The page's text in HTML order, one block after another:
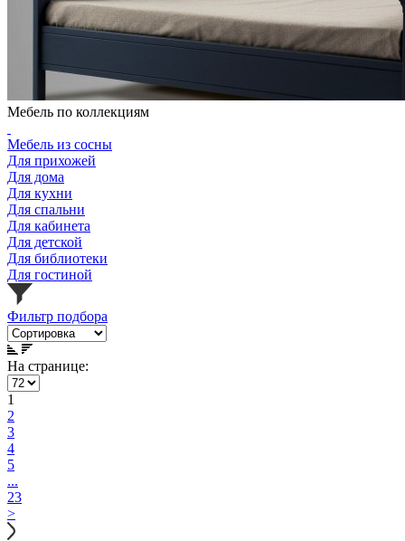
Мебель по коллекциям
Мебель из сосны
Для прихожей
Для дома
Для кухни
Для спальни
Для кабинета
Для детской
Для библиотеки
Для гостиной
Фильтр подбора
На странице:
1
2
3
4
5
...
23
>